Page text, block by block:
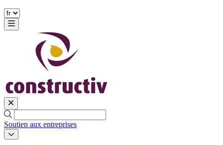
Soutien aux entreprises